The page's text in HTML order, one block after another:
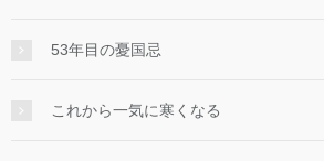
53年目の憂国忌
これから一気に寒くなる